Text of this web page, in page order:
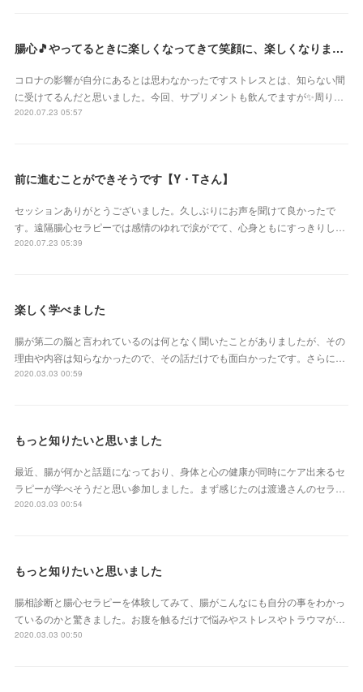
腸心🎵やってるときに楽しくなってきて笑顔に、楽しくなりました【神奈川県 まるまるマリモさん】
コロナの影響が自分にあるとは思わなかったですストレスとは、知らない間
に受けてるんだと思いました。今回、サプリメントも飲んでますが✨周り…
2020.07.23 05:57
前に進むことができそうです【Y・Tさん】
セッションありがとうございました。久しぶりにお声を聞けて良かったで
す。遠隔腸心セラピーでは感情のゆれで涙がでて、心身ともにすっきりし…
2020.07.23 05:39
楽しく学べました
腸が第二の脳と言われているのは何となく聞いたことがありましたが、その
理由や内容は知らなかったので、その話だけでも面白かったです。さらに…
2020.03.03 00:59
もっと知りたいと思いました
最近、腸が何かと話題になっており、身体と心の健康が同時にケア出来るセ
ラピーが学べそうだと思い参加しました。まず感じたのは渡邊さんのセラ…
2020.03.03 00:54
もっと知りたいと思いました
腸相診断と腸心セラピーを体験してみて、腸がこんなにも自分の事をわかっ
ているのかと驚きました。お腹を触るだけで悩みやストレスやトラウマが…
2020.03.03 00:50